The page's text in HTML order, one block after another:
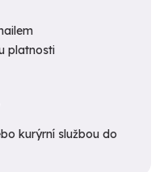
platnosti
kurýrní službou do